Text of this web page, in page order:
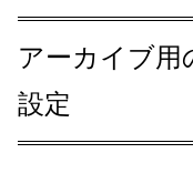
アーカイブ用
設定